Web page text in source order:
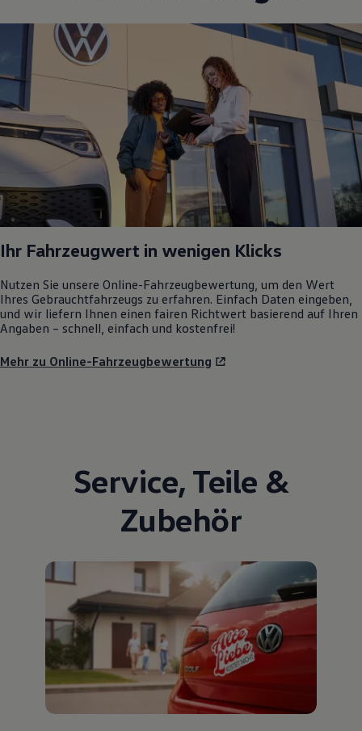
Ihr Fahrzeugwert in wenigen Klicks
Nutzen Sie unsere Online-Fahrzeugbewertung, um den Wert
Ihres Gebrauchtfahrzeugs zu erfahren. Einfach Daten eingeben,
und wir liefern Ihnen einen fairen Richtwert basierend auf Ihren
Angaben – schnell, einfach und kostenfrei!
Mehr zu Online-Fahrzeugbewertung
Service, Teile &
Zubehör